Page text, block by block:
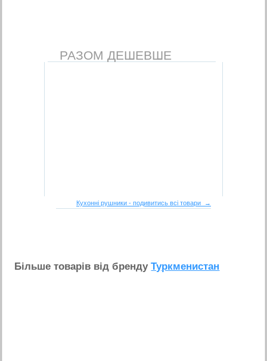
РАЗОМ ДЕШЕВШЕ
Кухонні рушники - подивитись всі товари →
Бiльше товарiв вiд брендуТуркменистан